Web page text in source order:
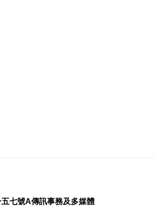
138
0
七號A傳訊事務及多媒體